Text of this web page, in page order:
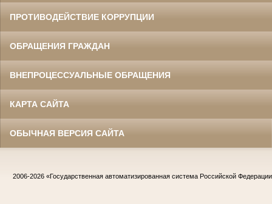
ПРОТИВОДЕЙСТВИЕ КОРРУПЦИИ
ОБРАЩЕНИЯ ГРАЖДАН
ВНЕПРОЦЕССУАЛЬНЫЕ ОБРАЩЕНИЯ
КАРТА САЙТА
ОБЫЧНАЯ ВЕРСИЯ САЙТА
2006-2026 «Государственная автоматизированная система Российской